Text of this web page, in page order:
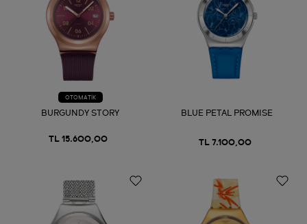
OTOMATİK
BURGUNDY STORY
TL 15.600,00
BLUE PETAL PROMISE
TL 7.100,00